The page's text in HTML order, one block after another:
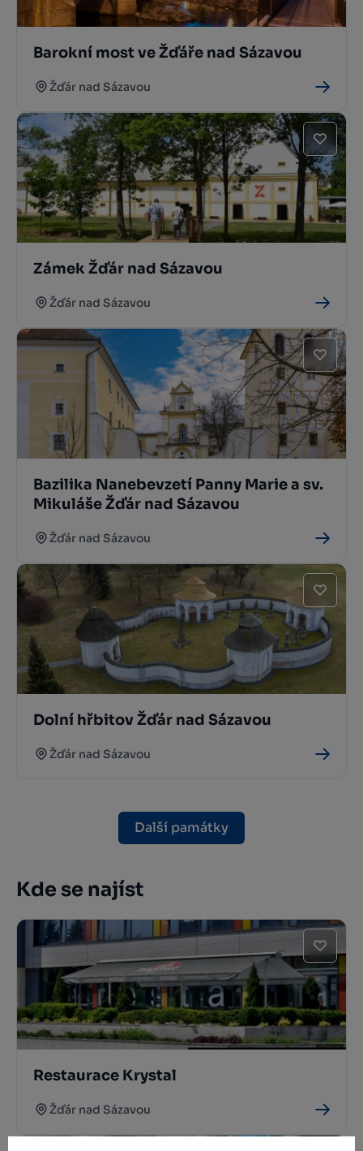
Barokní most ve Žďáře nad Sázavou
Žďár nad Sázavou
Zámek Žďár nad Sázavou
Žďár nad Sázavou
Bazilika Nanebevzetí Panny Marie a sv.
Mikuláše Žďár nad Sázavou
Žďár nad Sázavou
Dolní hřbitov Žďár nad Sázavou
Žďár nad Sázavou
Další památky
Kde se najíst
Restaurace Krystal
Žďár nad Sázavou